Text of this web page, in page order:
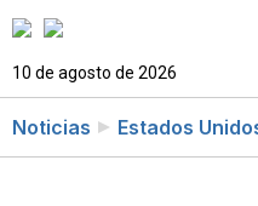
10 de agosto de 2026
Noticias Estados